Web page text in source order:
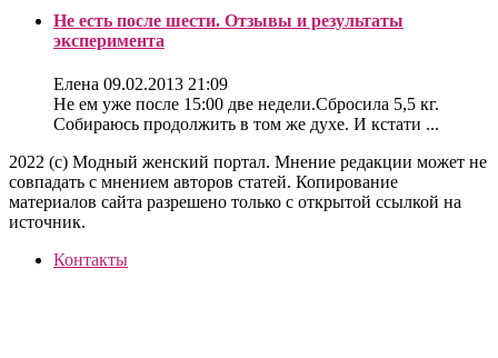
Не есть после шести. Отзывы и результаты
эксперимента
Елена 09.02.2013 21:09
Не ем уже после 15:00 две недели.Сбросила 5,5 кг.
Собираюсь продолжить в том же духе. И кстати ...
2022 (c) Модный женский портал. Мнение редакции может не
совпадать с мнением авторов статей. Копирование
материалов сайта разрешено только с открытой ссылкой на
источник.
Контакты